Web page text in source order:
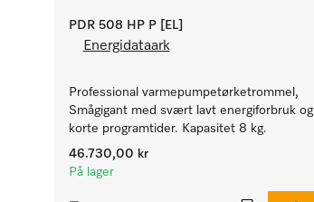
PDR 508 HP P [EL]
Energidataark
Professional varmepumpetørketrommel,
Smågigant med svært lavt energiforbruk og
korte programtider. Kapasitet 8 kg.
46.730,00 kr
På lager